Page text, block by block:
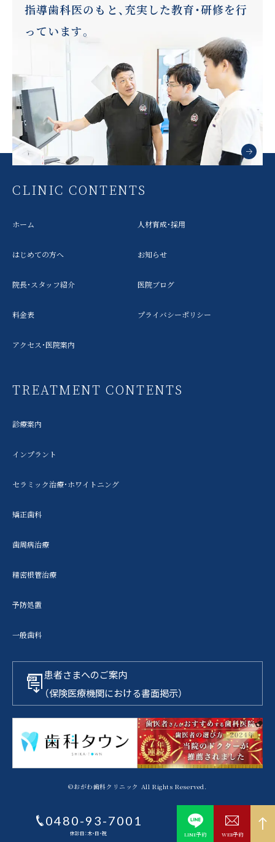
指導歯科医のもと、充実した教育・研修を行
っています。
CLINIC CONTENTS
ホーム
はじめての方へ
院長・スタッフ紹介
料金表
アクセス・医院案内
人材育成・採用
お知らせ
医院ブログ
プライバシーポリシー
TREATMENT CONTENTS
診療案内
インプラント
セラミック治療・ホワイトニング
矯正歯科
歯周病治療
精密根管治療
予防処置
一般歯科
患者さまへのご案内
（保険医療機関における書面掲示）
©おがわ歯科クリニック All Rights Reserved.
0480-93-7001
LINE予約 WEB予約